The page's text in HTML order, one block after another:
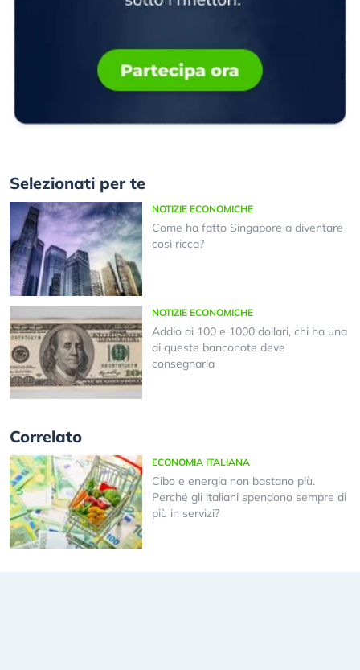
Selezionati per te
NOTIZIE ECONOMICHE
Come ha fatto Singapore a diventare
così ricca?
NOTIZIE ECONOMICHE
Addio ai 100 e 1000 dollari, chi ha una
di queste banconote deve
consegnarla
Correlato
ECONOMIA ITALIANA
Cibo e energia non bastano più.
Perché gli italiani spendono sempre di
più in servizi?